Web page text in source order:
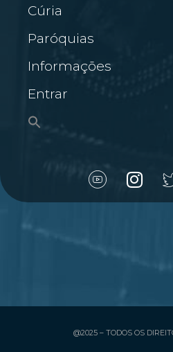
Cúria
Paróquias
Informações
Entrar
@2025 – TODOS OS